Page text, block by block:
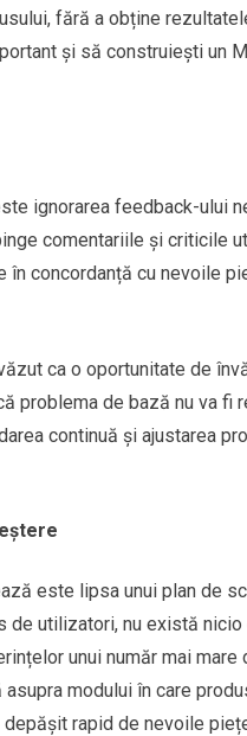
fără a obține
și să construiești un
ignorarea feedback-ului
comentariile și criticile
în concordanță cu nevoile
ca o oportunitate de
problema de bază nu va fi
continuă și ajustarea
este lipsa unui plan de
utilizatori, nu există
unui număr mai mare
modului în care
rapid de nevoile